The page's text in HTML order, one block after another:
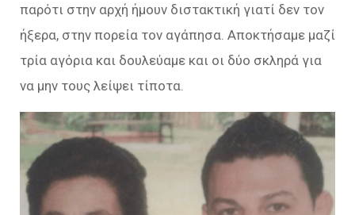
παρότι στην αρχή ήμουν διστακτική γιατί δεν τον
ήξερα, στην πορεία τον αγάπησα. Αποκτήσαμε μαζί
τρία αγόρια και δουλεύαμε και οι δύο σκληρά για
να μην τους λείψει τίποτα.